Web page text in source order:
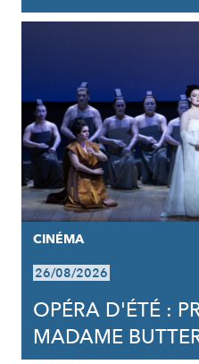
CINÉMA
26/08/2026
OPÉRA D'ÉTÉ :
MADAME